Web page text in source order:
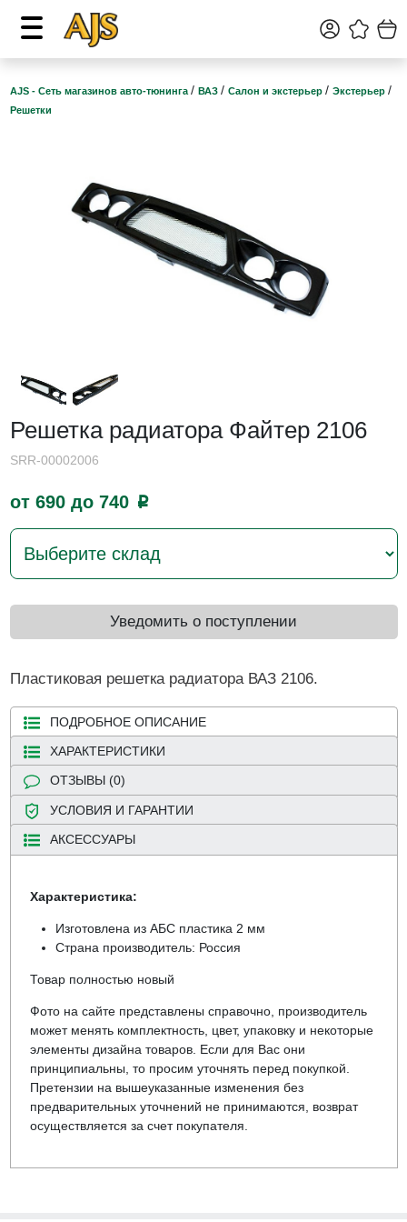
AJS - Сеть магазинов авто-тюнинга / ВАЗ / Салон и экстерьер / Экстерьер /
Решетки
Решетка радиатора Файтер 2106
SRR-00002006
от 690 до 740 p
Уведомить о поступлении
Пластиковая решетка радиатора ВАЗ 2106.
ПОДРОБНОЕ ОПИСАНИЕ
ХАРАКТЕРИСТИКИ
ОТЗЫВЫ (0)
УСЛОВИЯ И ГАРАНТИИ
АКСЕССУАРЫ
Характеристика:
Изготовлена из АБС пластика 2 мм
Страна производитель: Россия
Товар полностью новый
Фото на сайте представлены справочно, производитель
может менять комплектность, цвет, упаковку и некоторые
элементы дизайна товаров. Если для Вас они
принципиальны, то просим уточнять перед покупкой.
Претензии на вышеуказанные изменения без
предварительных уточнений не принимаются, возврат
осуществляется за счет покупателя.